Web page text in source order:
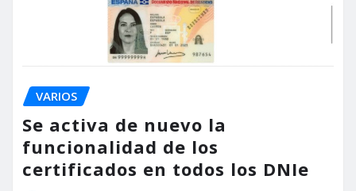
VARIOS
Se activa de nuevo la
funcionalidad de los
certificados en todos los DNIe